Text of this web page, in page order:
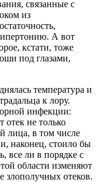
связанные с
из
А вот
кстати, тоже
под глазами,
температура и
к лору.
инфекции:
не только
лица, в том числе
наконец, стоило бы
все ли в порядке с
области изменяют
злополучных отеков.